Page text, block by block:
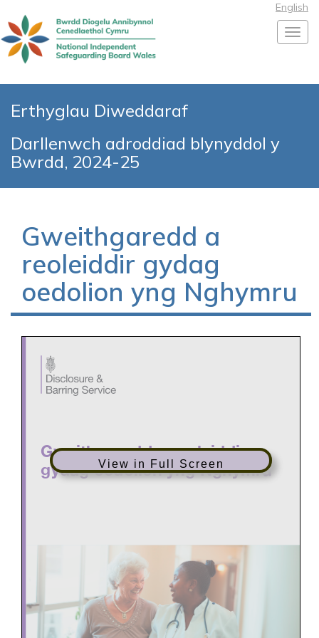
English
Erthyglau Diweddaraf
Darllenwch adroddiad blynyddol y
Bwrdd, 2024-25
Gweithgaredd a
reoleiddir gydag
oedolion yng Nghymru
View in Full Screen